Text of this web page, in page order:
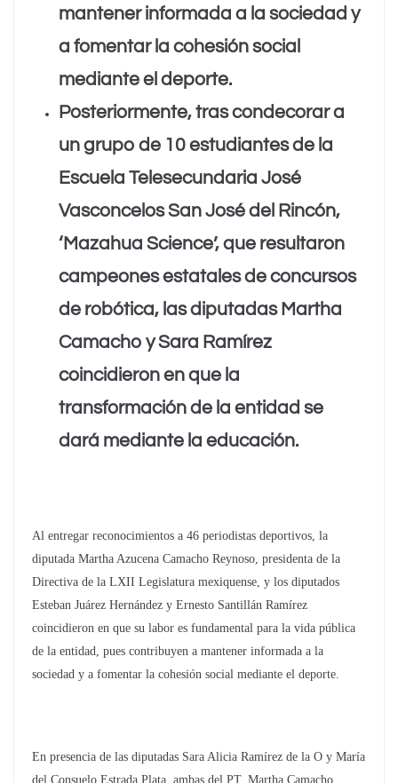
mantener informada a la sociedad y
a fomentar la cohesión social
mediante el deporte.
Posteriormente, tras condecorar a
un grupo de 10 estudiantes de la
Escuela Telesecundaria José
Vasconcelos San José del Rincón,
‘Mazahua Science’, que resultaron
campeones estatales de concursos
de robótica, las diputadas Martha
Camacho y Sara Ramírez
coincidieron en que la
transformación de la entidad se
dará mediante la educación.
Al entregar reconocimientos a 46 periodistas deportivos, la
diputada Martha Azucena Camacho Reynoso, presidenta de la
Directiva de la LXII Legislatura mexiquense, y los diputados
Esteban Juárez Hernández y Ernesto Santillán Ramírez
coincidieron en que su labor es fundamental para la vida pública
de la entidad, pues contribuyen a mantener informada a la
sociedad y a fomentar la cohesión social mediante el deporte.
En presencia de las diputadas Sara Alicia Ramírez de la O y María
del Consuelo Estrada Plata, ambas del PT, Martha Camacho